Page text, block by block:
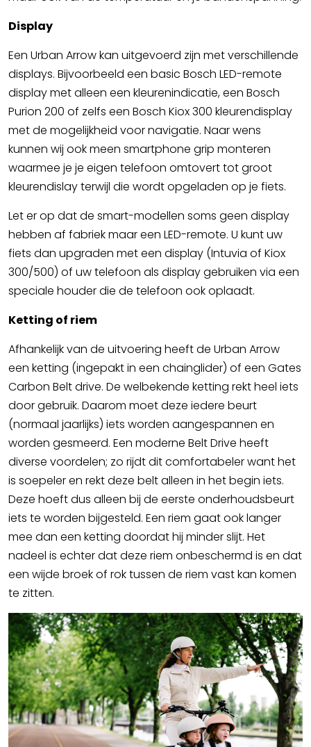
Display
Een Urban Arrow kan uitgevoerd zijn met verschillende
displays. Bijvoorbeeld een basic Bosch LED-remote
display met alleen een kleurenindicatie, een Bosch
Purion 200 of zelfs een Bosch Kiox 300 kleurendisplay
met de mogelijkheid voor navigatie. Naar wens
kunnen wij ook meen smartphone grip monteren
waarmee je je eigen telefoon omtovert tot groot
kleurendislay terwijl die wordt opgeladen op je fiets.
Let er op dat de smart-modellen soms geen display
hebben af fabriek maar een LED-remote. U kunt uw
fiets dan upgraden met een display (Intuvia of Kiox
300/500) of uw telefoon als display gebruiken via een
speciale houder die de telefoon ook oplaadt.
Ketting of riem
Afhankelijk van de uitvoering heeft de Urban Arrow
een ketting (ingepakt in een chainglider) of een Gates
Carbon Belt drive. De welbekende ketting rekt heel iets
door gebruik. Daarom moet deze iedere beurt
(normaal jaarlijks) iets worden aangespannen en
worden gesmeerd. Een moderne Belt Drive heeft
diverse voordelen; zo rijdt dit comfortabeler want het
is soepeler en rekt deze belt alleen in het begin iets.
Deze hoeft dus alleen bij de eerste onderhoudsbeurt
iets te worden bijgesteld. Een riem gaat ook langer
mee dan een ketting doordat hij minder slijt. Het
nadeel is echter dat deze riem onbeschermd is en dat
een wijde broek of rok tussen de riem vast kan komen
te zitten.